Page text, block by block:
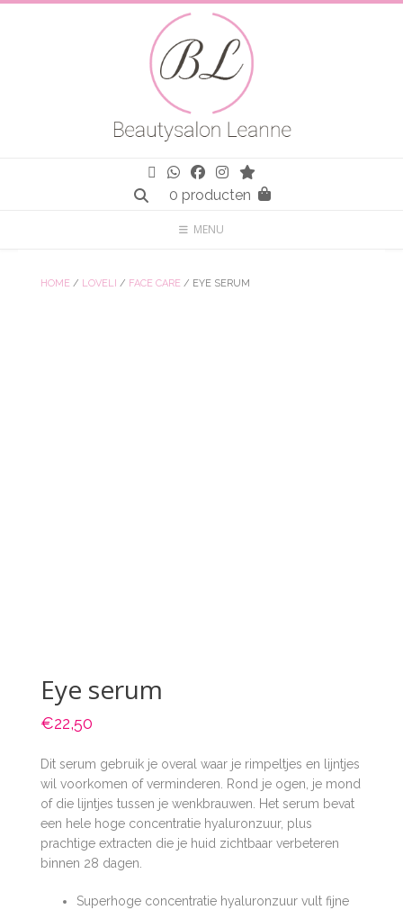
0 producten
MENU
HOME / LOVELI / FACE CARE / EYE SERUM
Eye serum
€22,50
Dit serum gebruik je overal waar je rimpeltjes en lijntjes
wil voorkomen of verminderen. Rond je ogen, je mond
of die lijntjes tussen je wenkbrauwen. Het serum bevat
een hele hoge concentratie hyaluronzuur, plus
prachtige extracten die je huid zichtbaar verbeteren
binnen 28 dagen.
Superhoge concentratie hyaluronzuur vult fijne